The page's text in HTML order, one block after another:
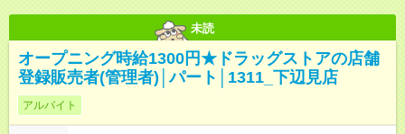
未読
オープニング時給1300円★ドラッグストアの店舗
登録販売者(管理者)│パート│1311_下辺見店
アルバイト